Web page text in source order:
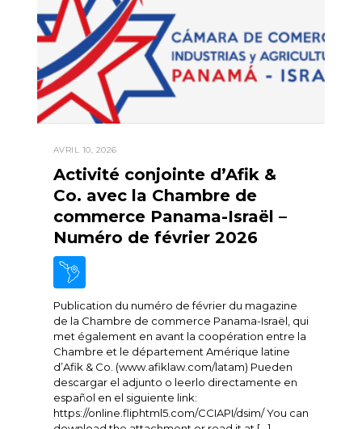
AVRIL 10, 2026
Activité conjointe d’Afik &
Co. avec la Chambre de
commerce Panama-Israël –
Numéro de février 2026
Publication du numéro de février du magazine
de la Chambre de commerce Panama-Israël, qui
met également en avant la coopération entre la
Chambre et le département Amérique latine
d’Afik & Co. (www.afiklaw.com/latam) Pueden
descargar el adjunto o leerlo directamente en
español en el siguiente link:
https://online.fliphtml5.com/CCIAPI/dsim/ You can